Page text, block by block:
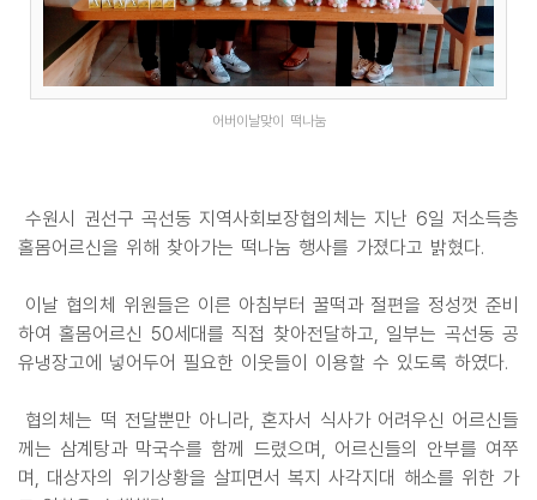
어버이날맞이 떡나눔
수원시 권선구 곡선동 지역사회보장협의체는 지난 6일 저소득층
홀몸어르신을 위해 찾아가는 떡나눔 행사를 가졌다고 밝혔다.
이날 협의체 위원들은 이른 아침부터 꿀떡과 절편을 정성껏 준비
하여 홀몸어르신 50세대를 직접 찾아전달하고, 일부는 곡선동 공
유냉장고에 넣어두어 필요한 이웃들이 이용할 수 있도록 하였다.
협의체는 떡 전달뿐만 아니라, 혼자서 식사가 어려우신 어르신들
께는 삼계탕과 막국수를 함께 드렸으며, 어르신들의 안부를 여쭈
며, 대상자의 위기상황을 살피면서 복지 사각지대 해소를 위한 가